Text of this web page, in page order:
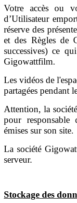
Votre accès ou
d’Utilisateur
réserve des
et des Règles de
successives) ce
Gigowattfilm.
Les vidéos de
partagées pendant
Attention, la
pour
émises sur son site.
La société
serveur.
Stockage des